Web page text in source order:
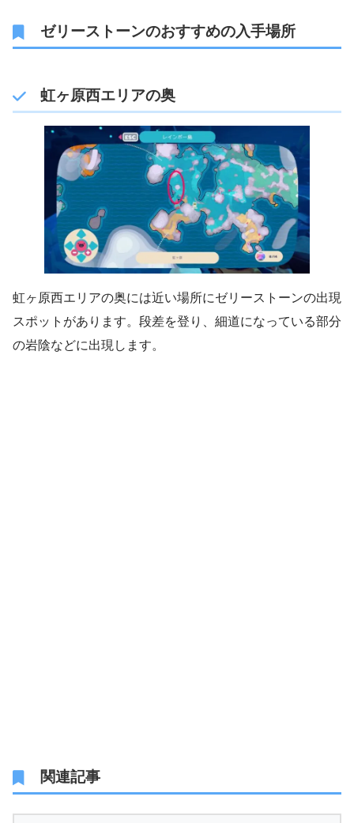
ゼリーストーンのおすすめの入手場所
虹ヶ原西エリアの奥
虹ヶ原西エリアの奥には近い場所にゼリーストーンの出現
スポットがあります。段差を登り、細道になっている部分
の岩陰などに出現します。
関連記事